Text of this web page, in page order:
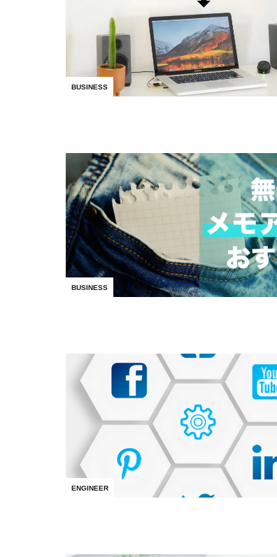
BUSINESS
BUSINESS
ENGINEER